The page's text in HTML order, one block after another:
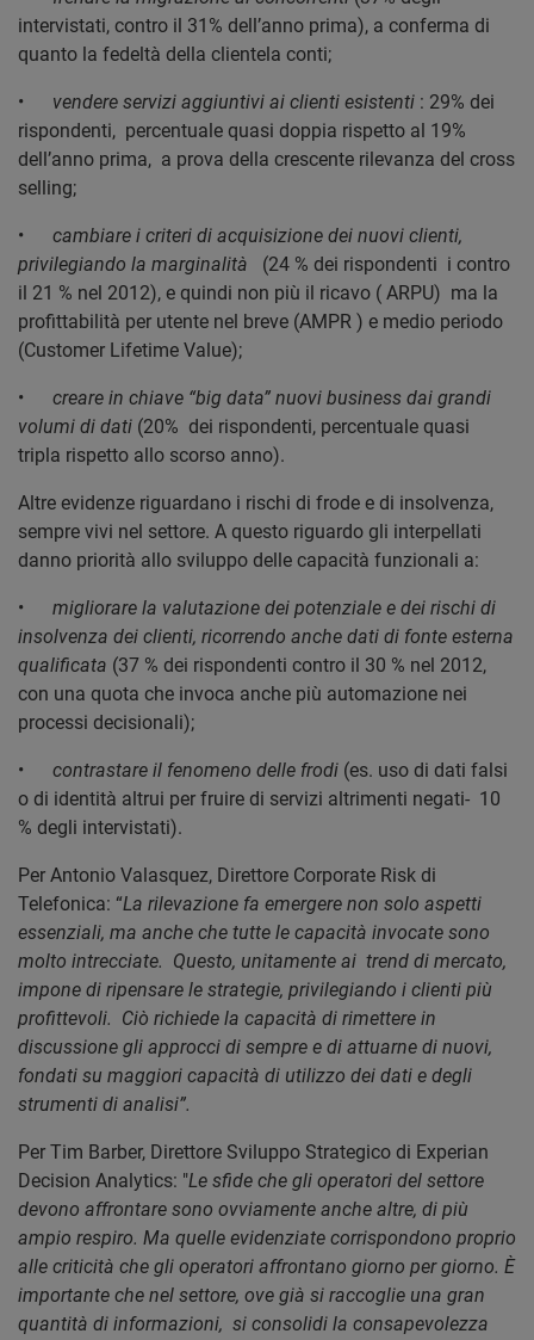
intervistati, contro il 31% dell’anno prima), a conferma di
quanto la fedeltà della clientela conti;
• vendere servizi aggiuntivi ai clienti esistenti : 29% dei
rispondenti, percentuale quasi doppia rispetto al 19%
dell’anno prima, a prova della crescente rilevanza del cross
selling;
•
cambiare i criteri di acquisizione dei nuovi clienti,
privilegiando la marginalità
(24 % dei rispondenti i contro
il 21 % nel 2012), e quindi non più il ricavo ( ARPU) ma la
profittabilità per utente nel breve (AMPR ) e medio periodo
(Customer Lifetime Value);
•
creare in chiave “big data” nuovi business dai grandi
volumi di dati (20% dei rispondenti, percentuale quasi
tripla rispetto allo scorso anno).
Altre evidenze riguardano i rischi di frode e di insolvenza,
sempre vivi nel settore. A questo riguardo gli interpellati
danno priorità allo sviluppo delle capacità funzionali a:
•
migliorare la valutazione dei potenziale e dei rischi di
insolvenza dei clienti, ricorrendo anche dati di fonte esterna
qualificata (37 % dei rispondenti contro il 30 % nel 2012,
con una quota che invoca anche più automazione nei
processi decisionali);
• contrastare il fenomeno delle frodi (es. uso di dati falsi
o di identità altrui per fruire di servizi altrimenti negati- 10
% degli intervistati).
Per Antonio Valasquez, Direttore Corporate Risk di
Telefonica: “La rilevazione fa emergere non solo aspetti
essenziali, ma anche che tutte le capacità invocate sono
molto intrecciate. Questo, unitamente ai trend di mercato,
impone di ripensare le strategie, privilegiando i clienti più
profittevoli. Ciò richiede la capacità di rimettere in
discussione gli approcci di sempre e di attuarne di nuovi,
fondati su maggiori capacità di utilizzo dei dati e degli
strumenti di analisi”.
Per Tim Barber, Direttore Sviluppo Strategico di Experian
Decision Analytics: "Le sfide che gli operatori del settore
devono affrontare sono ovviamente anche altre, di più
ampio respiro. Ma quelle evidenziate corrispondono proprio
alle criticità che gli operatori affrontano giorno per giorno. È
importante che nel settore, ove già si raccoglie una gran
quantità di informazioni, si consolidi la consapevolezza